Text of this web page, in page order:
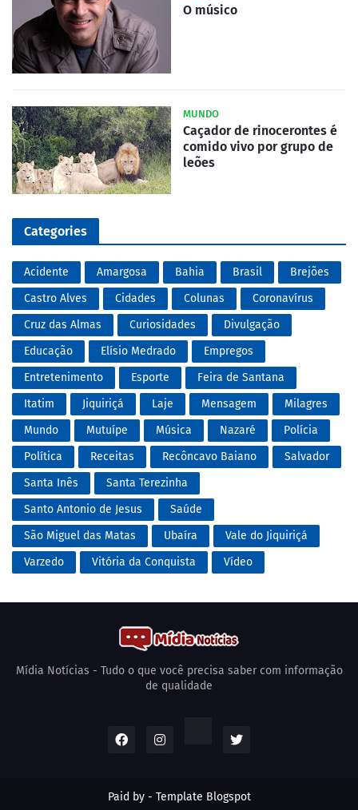
O músico
MUNDO
Caçador de rinocerontes é
comido vivo por grupo de
leões
Categories
Acidente Amargosa Bahia Brasil
Brejões
Castro Alves
Cidades Colunas
Coronavírus
Cruz das Almas
Curiosidades
Divulgação
Educação
Elísio Medrado
Empregos
Entretenimento
Esporte
Feira de Santana
Itatim
Jiquiriçá Laje Mensagem
Milagres
Mundo
Mutuípe Música Nazaré
Polícia
Política
Receitas Recôncavo Baiano
Salvador
Santa Inês
Santa Terezinha
Santo Antonio de Jesus
Saúde
São Miguel das Matas
Ubaíra
Vale do Jiquiriçá
Varzedo
Vitória da Conquista Vídeo
Mídia Notícias - Tudo o que você precisa saber com informação
de qualidade
Paid by - Template Blogspot